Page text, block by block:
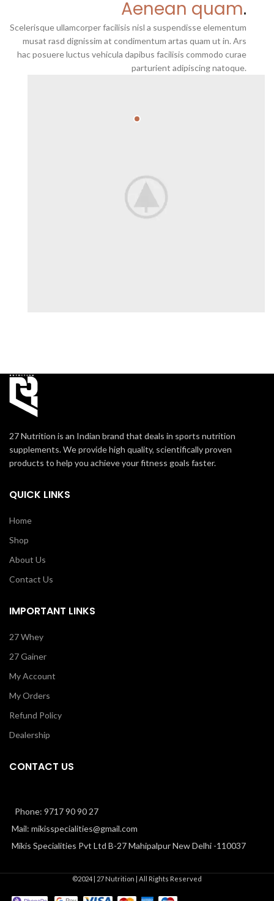
Aenean quam.
Scelerisque ullamcorper facilisis nisl a suspendisse elementum
musat rasd dignissim at condimentum artas quam ut in. Ars
hac posuere luctus vehicula dapibus facilisis commodo curae
parturient adipiscing natoque.
27 Nutrition is an Indian brand that deals in sports nutrition
supplements. We provide high quality, scientifically proven
products to help you achieve your fitness goals faster.
QUICK LINKS
Home
Shop
About Us
Contact Us
IMPORTANT LINKS
27 Whey
27 Gainer
My Account
My Orders
Refund Policy
Dealership
CONTACT US
Phone: 9717 90 90 27
Mail: mikisspecialities@gmail.com
Mikis Specialities Pvt Ltd B-27 Mahipalpur New Delhi -110037
©2024 | 27 Nutrition | All Rights Reserved